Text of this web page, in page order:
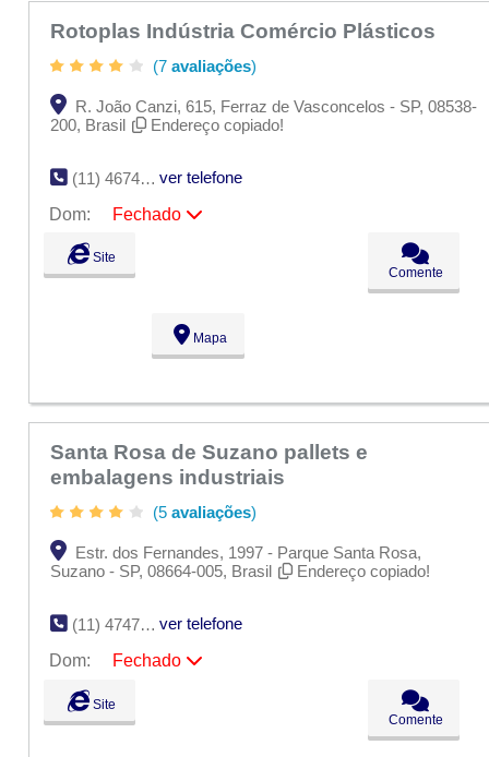
Rotoplas Indústria Comércio Plásticos
(7 avaliações)
R. João Canzi, 615, Ferraz de Vasconcelos - SP, 08538-
200, Brasil
Endereço copiado!
(11) 4674-1319
ver telefone
Dom:
Fechado
Seg:
Ter:
Qua:
09:00 - 18:00
09:00 - 18:00
Fechado
Fechado
Site
Comente
Mapa
Santa Rosa de Suzano pallets e
embalagens industriais
(5 avaliações)
Estr. dos Fernandes, 1997 - Parque Santa Rosa,
Suzano - SP, 08664-005, Brasil
Endereço copiado!
(11) 4747-3839
ver telefone
Dom:
Fechado
Seg:
Ter:
Qua:
09:00 - 18:00
Site
Comente